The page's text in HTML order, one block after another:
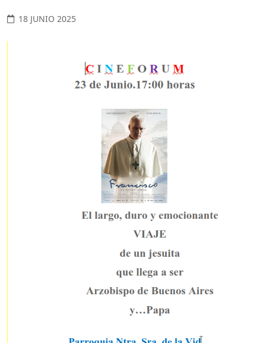
18 JUNIO 2025